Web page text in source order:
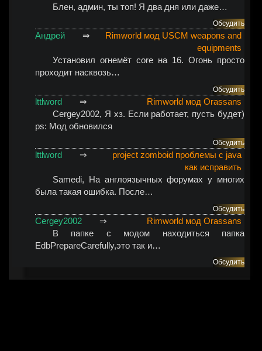
Блен, админ, ты топ! Я два дня или даже…
Обсудить
Андрей ⇒
Rimworld мод USCM weapons and
equipments
Установил огнемёт соre на 16. Огонь просто
проходит насквозь…
Обсудить
lttlword ⇒
Rimworld мод Orassans
Cergey2002, Я хз. Если работает, пусть будет)
ps: Мод обновился
Обсудить
lttlword ⇒
project zomboid проблемы с java
как исправить
Samedi, На англоязычных форумах у многих
была такая ошибка. После…
Обсудить
Cergey2002 ⇒
Rimworld мод Orassans
В папке с модом находиться папка
EdbPrepareCarefully,это так и…
Обсудить